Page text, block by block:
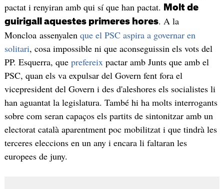
pactat i renyiran amb qui sí que han pactat.
Molt de
guirigall aquestes primeres hores. A la
Moncloa assenyalen que el PSC aspira a governar en
solitari, cosa impossible ni que aconseguissin els vots del
PP. Esquerra, que prefereixpactar amb Junts que amb el
PSC, quan els va expulsar del Govern fent fora el
vicepresident del Govern i des d'aleshores els socialistes li
han aguantat la legislatura. També hi ha molts interrogants
sobre com seran capaços els partits de sintonitzar amb un
electorat català aparentment poc mobilitzat i que tindrà les
terceres eleccions en un any i encara li faltaran les
europees de juny.